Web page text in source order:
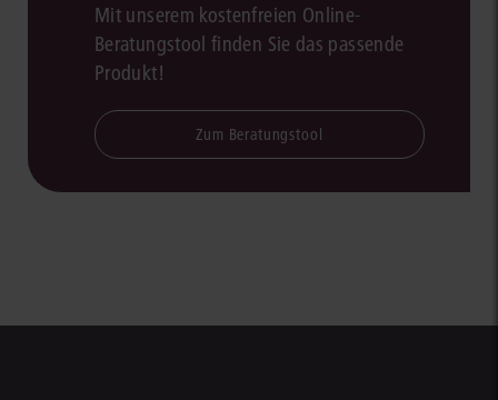
Mit unserem kostenfreien Online-
Beratungstool finden Sie das passende
Produkt!
Zum Beratungstool